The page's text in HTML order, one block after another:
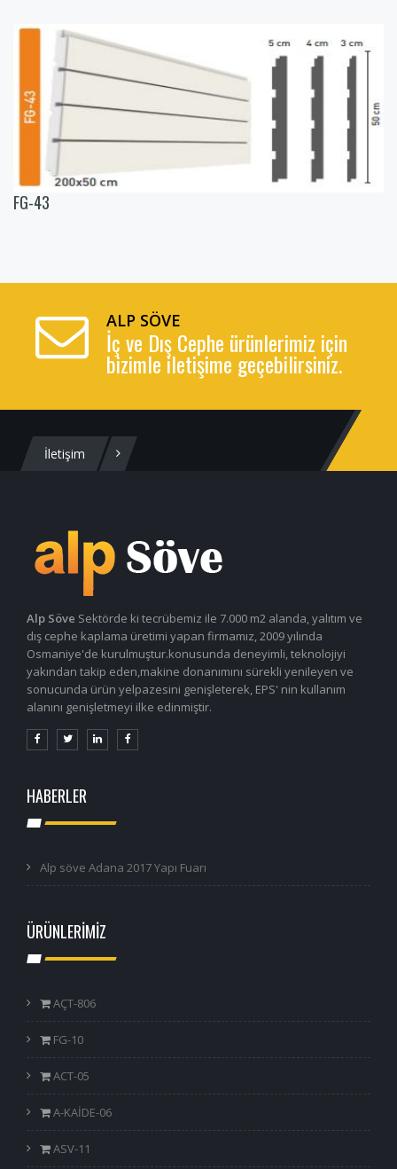
FG-43
ALP SÖVE
İç ve Dış Cephe ürünlerimiz için
bizimle iletişime geçebilirsiniz.
İletişim
Alp Söve Sektörde ki tecrübemiz ile 7.000 m2 alanda, yalıtım ve
dış cephe kaplama üretimi yapan firmamız, 2009 yılında
Osmaniye'de kurulmuştur.konusunda deneyimli, teknolojiyi
yakından takip eden,makine donanımını sürekli yenileyen ve
sonucunda ürün yelpazesini genişleterek, EPS' nin kullanım
alanını genişletmeyi ilke edinmiştir.
HABERLER
Alp söve Adana 2017 Yapı Fuarı
ÜRÜNLERİMİZ
AÇT-806
FG-10
ACT-05
A-KAİDE-06
ASV-11